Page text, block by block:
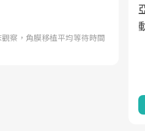
察，角膜移植平均等待時間
不只是醫療院所的服